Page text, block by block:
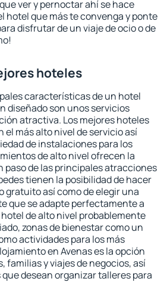
ver y pernoctar ahí se hace
hotel que más te convenga y ponte
disfrutar de un viaje de ocio o de
hoteles
características de un hotel
diseñado son unos servicios
atractiva. Los mejores hoteles
el más alto nivel de servicio así
de instalaciones para los
de alto nivel ofrecen la
paso de las principales atracciones
tienen la posibilidad de hacer
gratuito así como de elegir una
que se adapte perfectamente a
de alto nivel probablemente
zonas de bienestar como un
actividades para los más
en Avenas es la opción
familias y viajes de negocios, así
desean organizar talleres para